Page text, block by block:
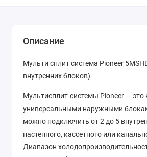
Описание
Мульти сплит система Pioneer
внутренних блоков)
Мультисплит-системы Pioneer —
универсальными наружными
можно подключить от 2 до 5
настенного, кассетного или
Диапазон